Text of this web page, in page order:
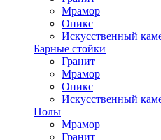
Мрамор
Оникс
Искусственный
Барные стойки
Гранит
Мрамор
Оникс
Искусственный
Полы
Мрамор
Гранит